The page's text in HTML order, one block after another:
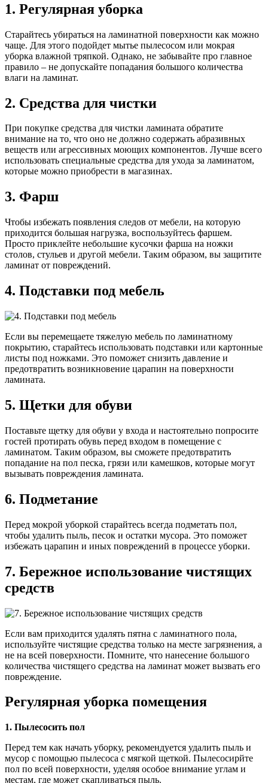
1. Регулярная уборка
Старайтесь убираться на ламинатной поверхности как можно
чаще. Для этого подойдет мытье пылесосом или мокрая
уборка влажной тряпкой. Однако, не забывайте про главное
правило – не допускайте попадания большого количества
влаги на ламинат.
2. Средства для чистки
При покупке средства для чистки ламината обратите
внимание на то, что оно не должно содержать абразивных
веществ или агрессивных моющих компонентов. Лучше всего
использовать специальные средства для ухода за ламинатом,
которые можно приобрести в магазинах.
3. Фарш
Чтобы избежать появления следов от мебели, на которую
приходится большая нагрузка, воспользуйтесь фаршем.
Просто приклейте небольшие кусочки фарша на ножки
столов, стульев и другой мебели. Таким образом, вы защитите
ламинат от повреждений.
4. Подставки под мебель
Если вы перемещаете тяжелую мебель по ламинатному
покрытию, старайтесь использовать подставки или картонные
листы под ножками. Это поможет снизить давление и
предотвратить возникновение царапин на поверхности
ламината.
5. Щетки для обуви
Поставьте щетку для обуви у входа и настоятельно попросите
гостей протирать обувь перед входом в помещение с
ламинатом. Таким образом, вы сможете предотвратить
попадание на пол песка, грязи или камешков, которые могут
вызывать повреждения ламината.
6. Подметание
Перед мокрой уборкой старайтесь всегда подметать пол,
чтобы удалить пыль, песок и остатки мусора. Это поможет
избежать царапин и иных повреждений в процессе уборки.
7. Бережное использование чистящих
средств
Если вам приходится удалять пятна с ламинатного пола,
используйте чистящие средства только на месте загрязнения, а
не на всей поверхности. Помните, что нанесение большого
количества чистящего средства на ламинат может вызвать его
повреждение.
Регулярная уборка помещения
1. Пылесосить пол
Перед тем как начать уборку, рекомендуется удалить пыль и
мусор с помощью пылесоса с мягкой щеткой. Пылесосирйте
пол по всей поверхности, уделяя особое внимание углам и
местам, где может скапливаться пыль.